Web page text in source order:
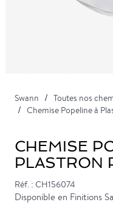
Swann
Toutes nos
Chemise Popeline à
CHEMISE
PLASTRON
Réf. : CH156074
Disponible en Finitions